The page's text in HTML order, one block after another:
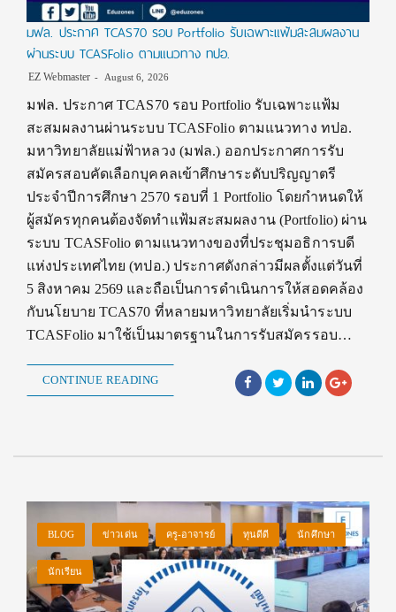
มฟล. ประกาศ TCAS70 รอบ Portfolio รับเฉพาะแฟ้มสะสมผลงาน
ผ่านระบบ TCASFolio ตามแนวทาง ทปอ.
EZ Webmaster August 6, 2026
มฟล. ประกาศ TCAS70 รอบ Portfolio รับเฉพาะแฟ้ม
สะสมผลงานผ่านระบบ TCASFolio ตามแนวทาง ทปอ.
มหาวิทยาลัยแม่ฟ้าหลวง (มฟล.) ออกประกาศการรับ
สมัครสอบคัดเลือกบุคคลเข้าศึกษาระดับปริญญาตรี
ประจำปีการศึกษา 2570 รอบที่ 1 Portfolio โดยกำหนดให้
ผู้สมัครทุกคนต้องจัดทำแฟ้มสะสมผลงาน (Portfolio) ผ่าน
ระบบ TCASFolio ตามแนวทางของที่ประชุมอธิการบดี
แห่งประเทศไทย (ทปอ.) ประกาศดังกล่าวมีผลตั้งแต่วันที่
5 สิงหาคม 2569 และถือเป็นการดำเนินการให้สอดคล้อง
กับนโยบาย TCAS70 ที่หลายมหาวิทยาลัยเริ่มนำระบบ
TCASFolio มาใช้เป็นมาตรฐานในการรับสมัครรอบ…
CONTINUE READING
BLOG ข่าวเด่น ครู-อาจารย์ ทุนดีดี นักศึกษา
นักเรียน